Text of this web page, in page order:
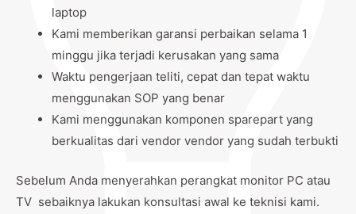
laptop
Kami memberikan garansi perbaikan selama 1
minggu jika terjadi kerusakan yang sama
Waktu pengerjaan teliti, cepat dan tepat waktu
menggunakan SOP yang benar
Kami menggunakan komponen sparepart yang
berkualitas dari vendor vendor yang sudah terbukti
Sebelum Anda menyerahkan perangkat monitor PC atau
TV sebaiknya lakukan konsultasi awal ke teknisi kami.